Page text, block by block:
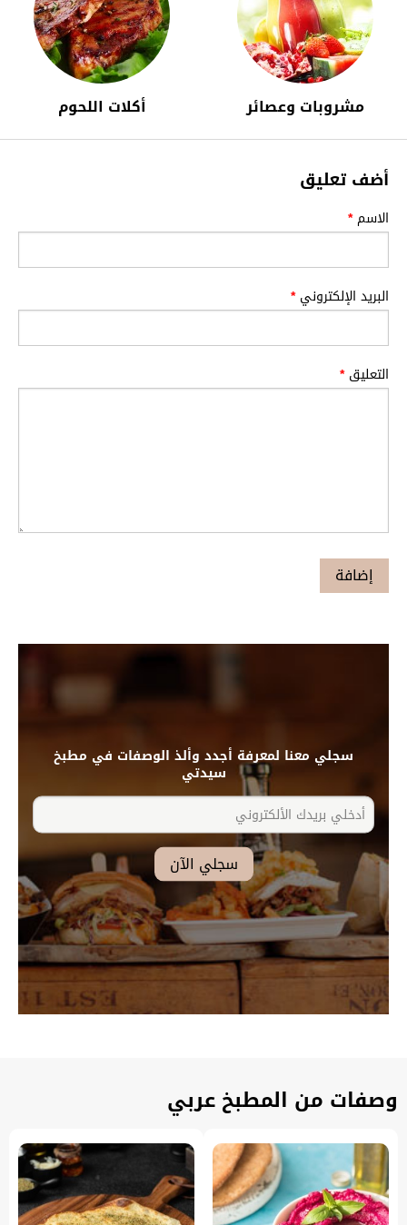
مشروبات وعصائر أكلات اللحوم
أضف تعليق
الاسم*
البريد الإلكتروني*
التعليق*
سجلي معنا لمعرفة أجدد وألذ الوصفات في مطبخ
سيدتي
وصفات من المطبخ عربي